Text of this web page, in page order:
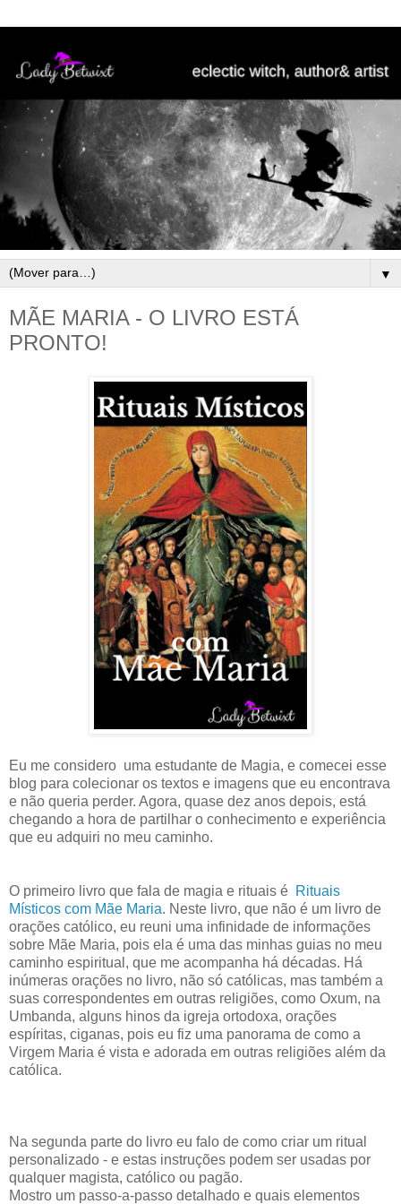
▼
MÃE MARIA - O LIVRO ESTÁ
PRONTO!
Eu me considero uma estudante de Magia, e comecei esse
blog para colecionar os textos e imagens que eu encontrava
e não queria perder. Agora, quase dez anos depois, está
chegando a hora de partilhar o conhecimento e experiência
que eu adquiri no meu caminho.
O primeiro livro que fala de magia e rituais é Rituais
Místicos com Mãe Maria. Neste livro, que não é um livro de
orações católico, eu reuni uma infinidade de informações
sobre Mãe Maria, pois ela é uma das minhas guias no meu
caminho espiritual, que me acompanha há décadas. Há
inúmeras orações no livro, não só católicas, mas também a
suas correspondentes em outras religiões, como Oxum, na
Umbanda, alguns hinos da igreja ortodoxa, orações
espíritas, ciganas, pois eu fiz uma panorama de como a
Virgem Maria é vista e adorada em outras religiões além da
católica.
Na segunda parte do livro eu falo de como criar um ritual
personalizado - e estas instruções podem ser usadas por
qualquer magista, católico ou pagão.
Mostro um passo-a-passo detalhado e quais elementos